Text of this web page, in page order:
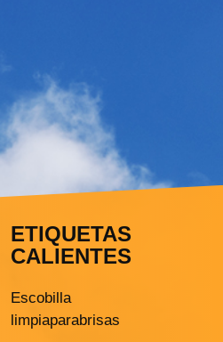
ETIQUETAS
CALIENTES
Escobilla
limpiaparabrisas